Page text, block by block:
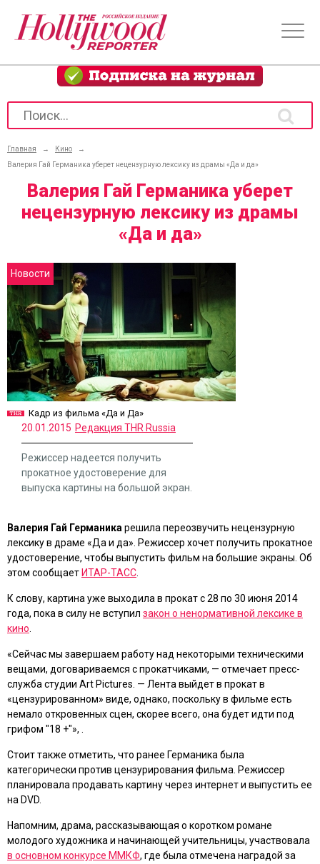
Главная → Кино
→
Валерия Гай Германика уберет нецензурную лексику из драмы «Да и да»
Валерия Гай Германика уберет
нецензурную лексику из драмы
«Да и да»
Новости
Кадр из фильма «Да и Да»
20.01.2015 Редакция THR Russia
Режиссер надеется получить
прокатное удостоверение для
выпуска картины на большой экран.
Валерия Гай Германика решила переозвучить нецензурную
лексику в драме «Да и да» . Режиссер хочет получить прокатное
удостоверение, чтобы выпустить фильм на большие экраны. Об
этом сообщает ИТАР-ТАСС
К слову, картина уже выходила в прокат с 28 по 30 июня 2014
года, пока в силу не вступил закон о ненормативной лексике в
кино
«Сейчас мы завершаем работу над некоторыми техническими
вещами, договариваемся с прокатчиками, — отмечает пресс-
служба студии Art Pictures. — Лента выйдет в прокат в
«цензурированном» виде, однако, поскольку в фильме есть
немало откровенных сцен, скорее всего, она будет идти под
грифом "18 +"», .
Стоит также отметить, что ранее Германика была
категорически против цензурирования фильма. Режиссер
планировала продавать картину через интернет и выпустить ее
на DVD.
Напомним, драма, рассказывающая о коротком романе
молодого художника и начинающей учительницы, участвовала
в основном конкурсе ММКФ, где была отмечена наградой за